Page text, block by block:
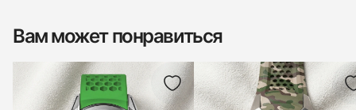
Вам может понравиться